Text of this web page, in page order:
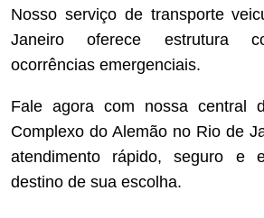
Nosso serviço de transporte
Janeiro oferece estrutura
ocorrências emergenciais.
Fale agora com nossa central
Complexo do Alemão no Rio de
atendimento rápido, seguro e
destino de sua escolha.